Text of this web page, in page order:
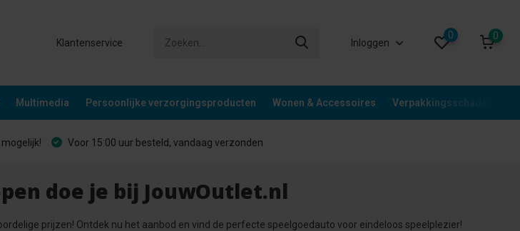
Klantenservice Inloggen
0 0
Multimedia Persoonlijke verzorgingsproducten Wonen & Accessoires Verpakkingsschade
Voor 15:00 uur besteld, vandaag verzonden
doe je bij JouwOutlet.nl
prijzen! Ontdek nu het aanbod en vind de perfecte speelgoedauto voor eindeloos speelplezier!